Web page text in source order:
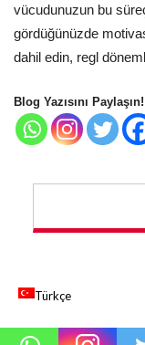
vücudunuzun bu
gördüğünüzde
dahil edin, regl
Blog Yazısını Paylaşın!
Türkçe